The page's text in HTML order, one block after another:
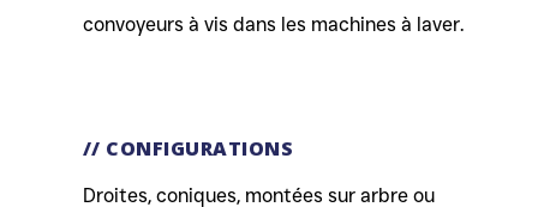
convoyeurs à vis dans les machines à laver.
// CONFIGURATIONS
Droites, coniques, montées sur arbre ou